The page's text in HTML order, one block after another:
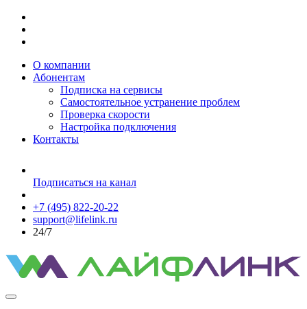
О компании
Абонентам
Подписка на сервисы
Самостоятельное устранение проблем
Проверка скорости
Настройка подключения
Контакты
Подписаться на канал
+7 (495) 822-20-22
support@lifelink.ru
24/7